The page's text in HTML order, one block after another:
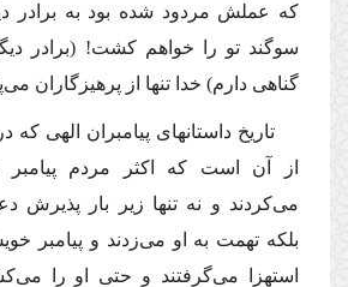
كه عملش مردود شده بود به برادر
سوگند تو را خواهم كشت! (برادر
گناهى دارم) خدا تنها از پرهیزگاران
تاریخ داستانهاى پیامبران الهى
از آن است كه اكثر مردم
مى‌كردند و نه تنها زیر بار پذیرش
بلكه تهمت به او مى‌زدند و پیامبر
استهزا مى‌گرفتند و حتى او را